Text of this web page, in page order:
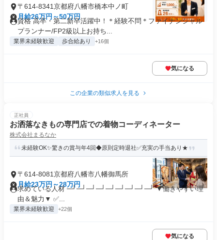
〒614-8341京都府八幡市橋本中ノ町
月給26万円～50万円
資格 高卒・第二新卒活躍中！＊経験不問＊ファイナンシャル
プランナー/FP2級以上お持ち...
業界未経験歓迎 歩合給あり +16個
気になる
この企業の類似求人を見る
正社員
お洒落なきもの専門店での着物コーディネーター
株式会社まるなか
未経験OK✨驚きの賞与年4回◆原則定時退社✅充実の手当あり★
〒614-8081京都府八幡市八幡御馬所
月給23万円～28万円
求めている人材 ─┘─┘─┘─┘─┘─┘─┘─┘─┘ ▼働きやすい理
由＆魅力▼ ✅...
業界未経験歓迎 +22個
気になる